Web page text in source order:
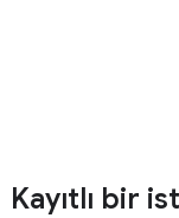
Kayıtlı bir